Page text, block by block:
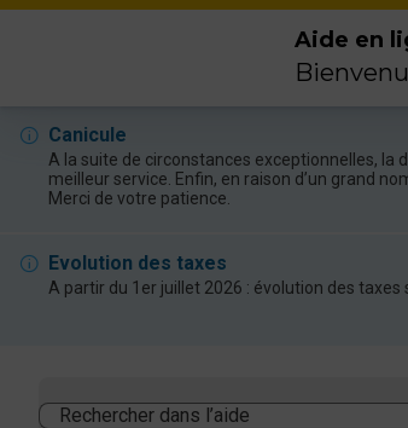
Aide en
Canicule
A la suite de circonstances exceptionnelles,
meilleur service. Enfin, en raison d’un grand
Merci de votre patience.
Evolution des taxes
A partir du 1er juillet 2026 : évolution des
Rechercher dans l’aide